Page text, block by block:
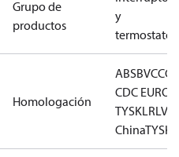
Grupo de
productos
y
termostatos
Homologación
ABSBVCCC
CDC EURO-
TYSKLRLVD
ChinaTYSK